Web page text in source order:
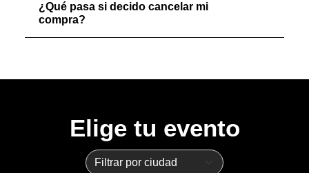
¿Qué pasa si decido cancelar mi
compra?
Elige tu evento